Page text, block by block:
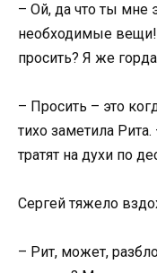
– Ой, да что ты мне
необходимые
просить? Я же
– Просить – это
тихо заметила
тратят на духи по
Сергей тяжело
– Рит, может,